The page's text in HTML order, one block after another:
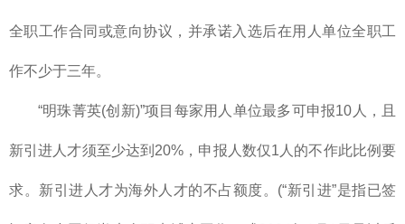
全职工作合同或意向协议，并承诺入选后在用人单位全职工
作不少于三年。
“明珠菁英(创新)”项目每家用人单位最多可申报10人，且
新引进人才须至少达到20%，申报人数仅1人的不作此比例要
求。新引进人才为海外人才的不占额度。(“新引进”是指已签